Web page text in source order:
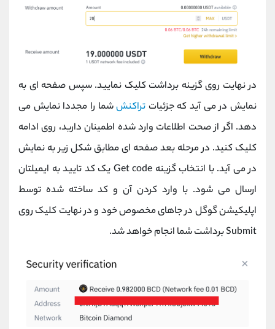
در نهایت روی گزینه برداشت کلیک نمایید. سپس صفحه ای به
نمایش در می آید که جزئیات تراکنششما را مجددا نمایش می
دهد. اگر از صحت اطلاعات وارد شده اطمینان دارید، روی ادامه
کلیک کنید. در مرحله بعد صفحه ای مطابق شکل زیر به نمایش
در می آید. با انتخاب گزینه Get code یک کد تایید به ایمیلتان
ارسال می شود. با وارد کردن آن و کد ساخته شده توسط
اپلیکیشن گوگل در جاهای مخصوص خود و در نهایت کلیک روی
Submit برداشت شما انجام خواهد شد.